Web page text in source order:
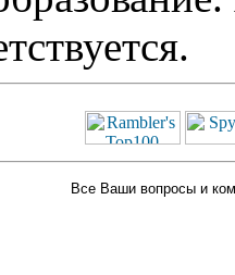
Все Ваши вопросы и